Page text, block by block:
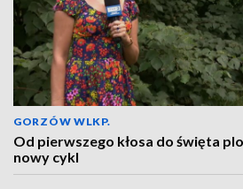
GORZÓW WLKP.
Od pierwszego kłosa do święta
nowy cykl